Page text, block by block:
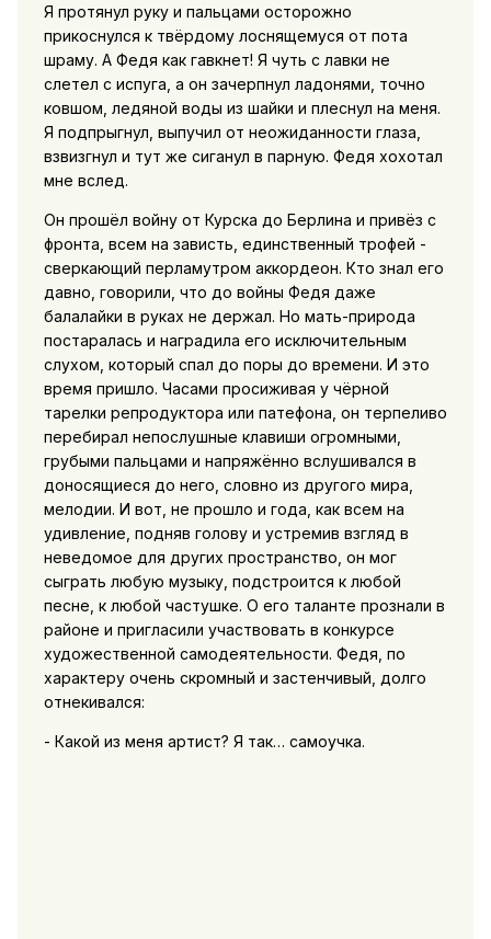
Я протянул руку и пальцами осторожно
прикоснулся к твёрдому лоснящемуся от пота
шраму. А Федя как гавкнет! Я чуть с лавки не
слетел с испуга, а он зачерпнул ладонями, точно
ковшом, ледяной воды из шайки и плеснул на меня.
Я подпрыгнул, выпучил от неожиданности глаза,
взвизгнул и тут же сиганул в парную. Федя хохотал
мне вслед.
Он прошёл войну от Курска до Берлина и привёз с
фронта, всем на зависть, единственный трофей -
сверкающий перламутром аккордеон. Кто знал его
давно, говорили, что до войны Федя даже
балалайки в руках не держал. Но мать-природа
постаралась и наградила его исключительным
слухом, который спал до поры до времени. И это
время пришло. Часами просиживая у чёрной
тарелки репродуктора или патефона, он терпеливо
перебирал непослушные клавиши огромными,
грубыми пальцами и напряжённо вслушивался в
доносящиеся до него, словно из другого мира,
мелодии. И вот, не прошло и года, как всем на
удивление, подняв голову и устремив взгляд в
неведомое для других пространство, он мог
сыграть любую музыку, подстроится к любой
песне, к любой частушке. О его таланте прознали в
районе и пригласили участвовать в конкурсе
художественной самодеятельности. Федя, по
характеру очень скромный и застенчивый, долго
отнекивался:
- Какой из меня артист? Я так… самоучка.